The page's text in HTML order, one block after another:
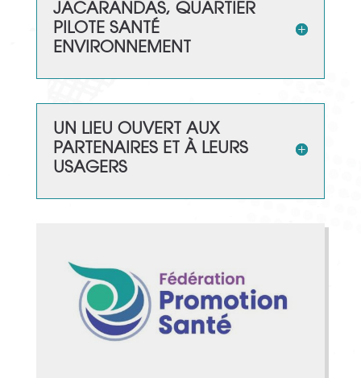
JACARANDAS, QUARTIER
PILOTE SANTÉ
ENVIRONNEMENT
UN LIEU OUVERT AUX
PARTENAIRES ET À LEURS
USAGERS